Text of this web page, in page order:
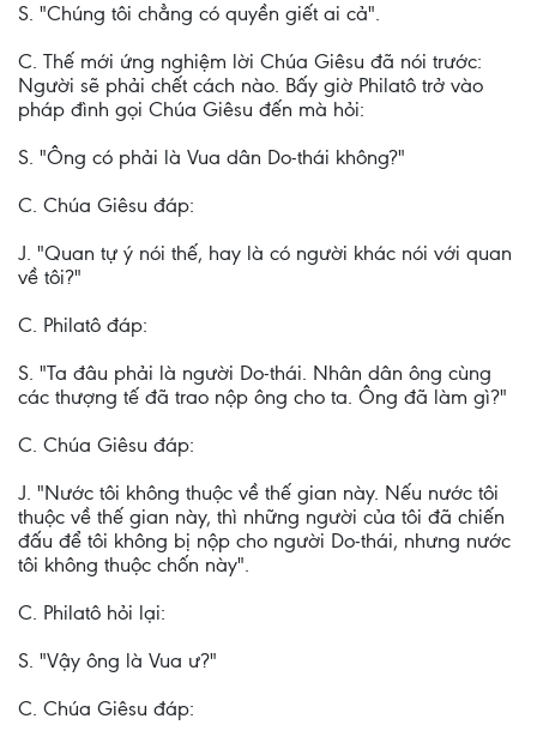
S. "Chúng tôi chẳng có quyền giết ai cả".
C. Thế mới ứng nghiệm lời Chúa Giêsu đã nói trước:
Người sẽ phải chết cách nào. Bấy giờ Philatô trở vào
pháp đình gọi Chúa Giêsu đến mà hỏi:
S. "Ông có phải là Vua dân Do-thái không?"
C. Chúa Giêsu đáp:
J. "Quan tự ý nói thế, hay là có người khác nói với quan
về tôi?"
C. Philatô đáp:
S. "Ta đâu phải là người Do-thái. Nhân dân ông cùng
các thượng tế đã trao nộp ông cho ta. Ông đã làm gì?"
C. Chúa Giêsu đáp:
J. "Nước tôi không thuộc về thế gian này. Nếu nước tôi
thuộc về thế gian này, thì những người của tôi đã chiến
đấu để tôi không bị nộp cho người Do-thái, nhưng nước
tôi không thuộc chốn này".
C. Philatô hỏi lại:
S. "Vậy ông là Vua ư?"
C. Chúa Giêsu đáp: